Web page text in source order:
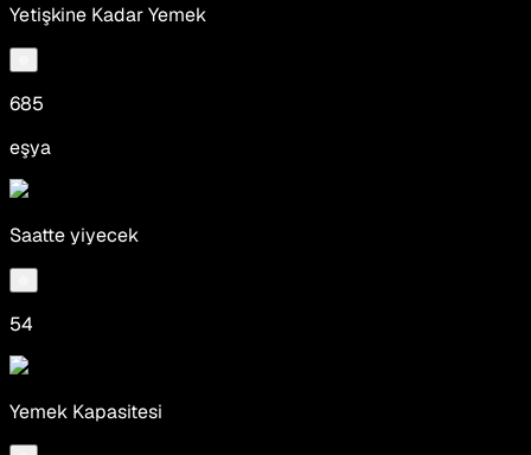
Yetişkine Kadar Yemek
685
eşya
Saatte yiyecek
54
Yemek Kapasitesi